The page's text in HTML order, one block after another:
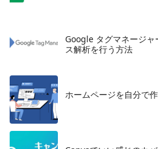
Google タグマネージ
ス解析を行う方法
ホームページを自分で